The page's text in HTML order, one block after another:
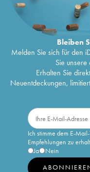
Bleiben
Melden Sie sich für den
Sie
Erhalten Sie
Neuentdeckungen,
Ich stimme dem E-
Empfehlungen zu
Ja
Nein